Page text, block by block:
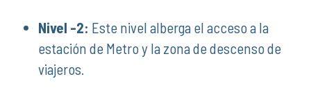
Nivel -2: Este nivel alberga el acceso a la
estación de Metro y la zona de descenso de
viajeros.